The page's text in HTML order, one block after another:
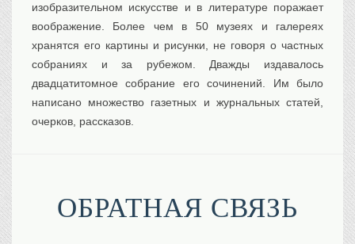
изобразительном искусстве и в литературе поражает
воображение. Более чем в 50 музеях и галереях
хранятся его картины и рисунки, не говоря о частных
собраниях и за рубежом. Дважды издавалось
двадцатитомное собрание его сочинений. Им было
написано множество газетных и журнальных статей,
очерков, рассказов.
ОБРАТНАЯ СВЯЗЬ